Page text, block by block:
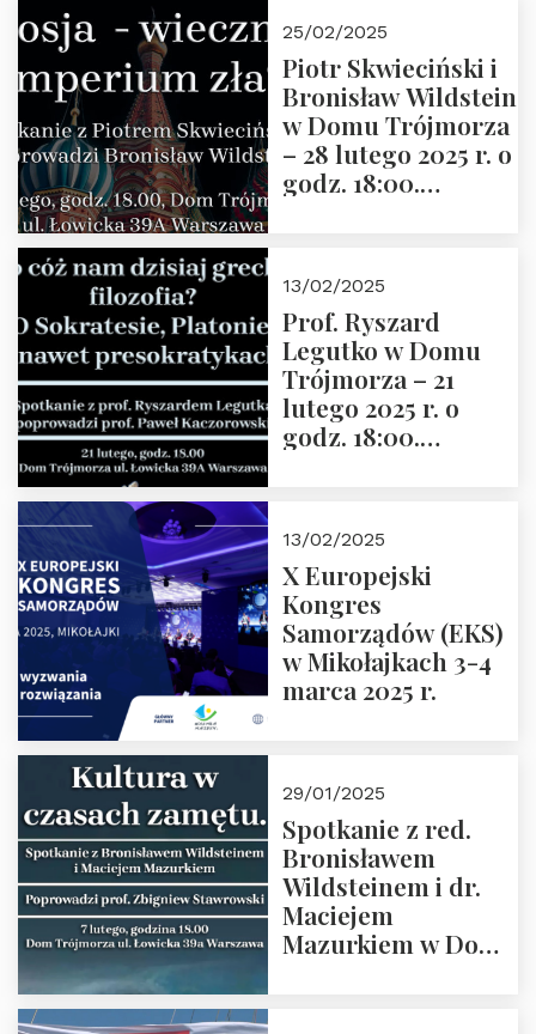
2025 r. godz. 17:30,
DAW ul. Miodowa
17/19
25/02/2025
Piotr Skwieciński i
Bronisław Wildstein
w Domu Trójmorza
– 28 lutego 2025 r. o
godz. 18:00.
13/02/2025
Prof. Ryszard
Legutko w Domu
Trójmorza – 21
lutego 2025 r. o
godz. 18:00.
Zapraszamy
13/02/2025
X Europejski
Kongres
Samorządów (EKS)
w Mikołajkach 3-4
marca 2025 r.
29/01/2025
Spotkanie z red.
Bronisławem
Wildsteinem i dr.
Maciejem
Mazurkiem w Domu